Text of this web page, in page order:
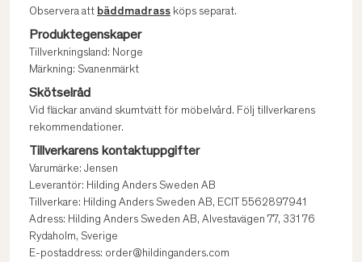
Observera att bäddmadrass köps separat.
Produktegenskaper
Tillverkningsland: Norge
Märkning: Svanenmärkt
Skötselråd
Vid fläckar använd skumtvätt för möbelvård. Följ tillverkarens
rekommendationer.
Tillverkarens kontaktuppgifter
Varumärke: Jensen
Leverantör: Hilding Anders Sweden AB
Tillverkare: Hilding Anders Sweden AB, ECIT 5562897941
Adress: Hilding Anders Sweden AB, Alvestavägen 77, 331 76
Rydaholm, Sverige
E-postaddress: order@hildinganders.com